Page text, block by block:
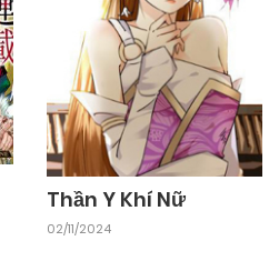
Thần Y Khí Nữ
02/11/2024